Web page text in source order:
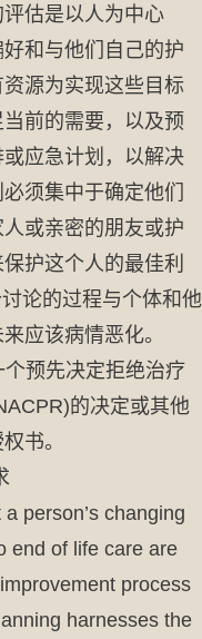
估是以人为中心
和与他们自己的护
源为实现这些目标
前的需要，以及预
应急计划，以解决
须集中于确定他们
或亲密的朋友或护
护这个人的最佳利
论的过程与个体和他
应该病情恶化。
预先决定拒绝治疗
的决定或其他
书。
person’s changing
end of life care are
process
harnesses the